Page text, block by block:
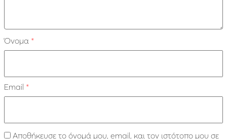
Όνομα *
Email *
Αποθήκευσε το όνομά μου, email, και τον ιστότοπο μου σε